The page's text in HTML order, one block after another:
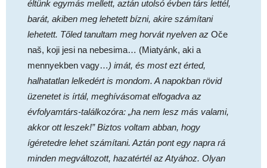
éltünk egymás mellett, aztán utolsó évben társ lettél,
barát, akiben meg lehetett bízni, akire számítani
lehetett. Tőled tanultam meg horvát nyelven az Oče
naš, koji jesi na nebesima… (Miatyánk, aki a
mennyekben vagy…) imát, és most ezt érted,
halhatatlan lelkedért is mondom. A napokban rövid
üzenetet is írtál, meghívásomat elfogadva az
évfolyamtárs-találkozóra: „ha nem lesz más valami,
akkor ott leszek!” Biztos voltam abban, hogy
ígéretedre lehet számítani. Aztán pont egy napra rá
minden megváltozott, hazatértél az Atyához. Olyan